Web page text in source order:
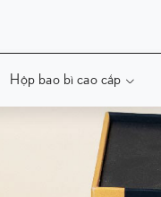
Hộp bao bì cao cấp